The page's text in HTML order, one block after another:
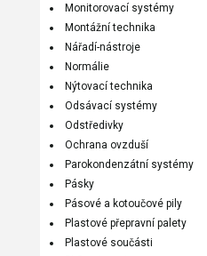
Monitorovací systémy
Montážní technika
Nářadí-nástroje
Normálie
Nýtovací technika
Odsávací systémy
Odstředivky
Ochrana ovzduší
Parokondenzátní systémy
Pásky
Pásové a kotoučové pily
Plastové přepravní palety
Plastové součásti